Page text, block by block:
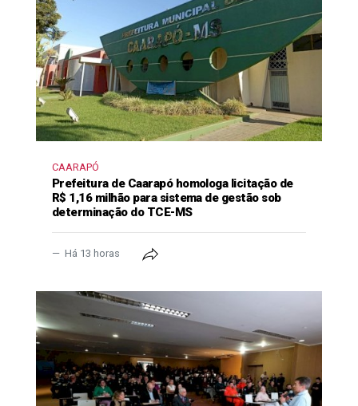
CAARAPÓ
Prefeitura de Caarapó homologa licitação de
R$ 1,16 milhão para sistema de gestão sob
determinação do TCE-MS
Há 13 horas